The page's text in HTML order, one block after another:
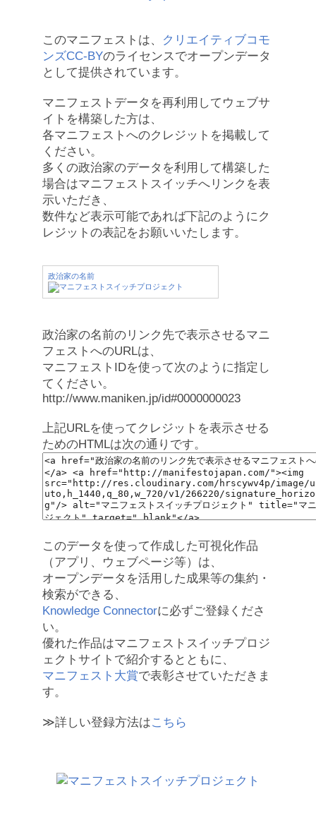
このマニフェストは、
クリエイティブコモ
ンズCC-BYのライセンスでオープンデータ
として提供されています。
マニフェストデータを再利用してウェブサ
イトを構築した方は、
各マニフェストへのクレジットを掲載して
ください。
多くの政治家のデータを利用して構築した
場合はマニフェストスイッチへリンクを表
示いただき、
数件など表示可能であれば下記のようにク
レジットの表記をお願いいたします。
政治家の名前
政治家の名前のリンク先で表示させるマニ
フェストへのURLは、
マニフェストIDを使って次のように指定し
てください。
http://www.maniken.jp/id#0000000023
上記URLを使ってクレジットを表示させる
ためのHTMLは次の通りです。
このデータを使って作成した可視化作品
（アプリ、ウェブページ等）は、
オープンデータを活用した成果等の集約・
検索ができる、
Knowledge Connectorに必ずご登録くださ
い。
優れた作品はマニフェストスイッチプロジ
ェクトサイトで紹介するとともに、
マニフェスト大賞で表彰させていただきま
す。
≫詳しい登録方法はこちら